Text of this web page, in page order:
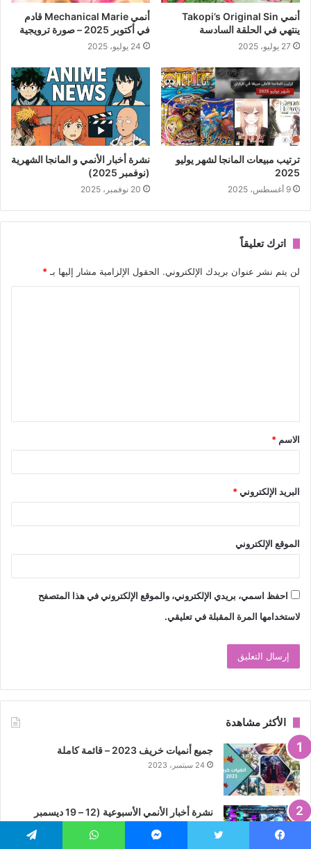
أنمي Takopi’s Original Sin
ينتهي في الحلقة السادسة
27 يوليو، 2025
أنمي Mechanical Marie قادم
في أكتوبر 2025 – صورة ترويجية
24 يوليو، 2025
ترتيب مبيعات المانجا لشهر يوليو
2025
9 أغسطس، 2025
نشرة أخبار الأنمي و المانجا الشهرية
(نوفمبر 2025)
20 نوفمبر، 2025
اترك تعليقاً
لن يتم نشر عنوان بريدك الإلكتروني. الحقول الإلزامية مشار إليها بـ*
ق
*
الاسم *
البريد الإلكتروني*
الموقع الإلكتروني
احفظ اسمي، بريدي الإلكتروني، والموقع الإلكتروني في هذا المتصفح
لاستخدامها المرة المقبلة في تعليقي.
الأكثر مشاهدة
جميع أنميات خريف 2023 – قائمة كاملة
24 سبتمبر، 2023
نشرة أخبار الأنمي الأسبوعية (12 – 19 ديسمبر